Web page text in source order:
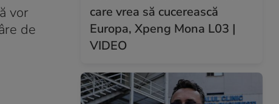
vor
de
care vrea să cucerească
Europa, Xpeng Mona L03 |
VIDEO